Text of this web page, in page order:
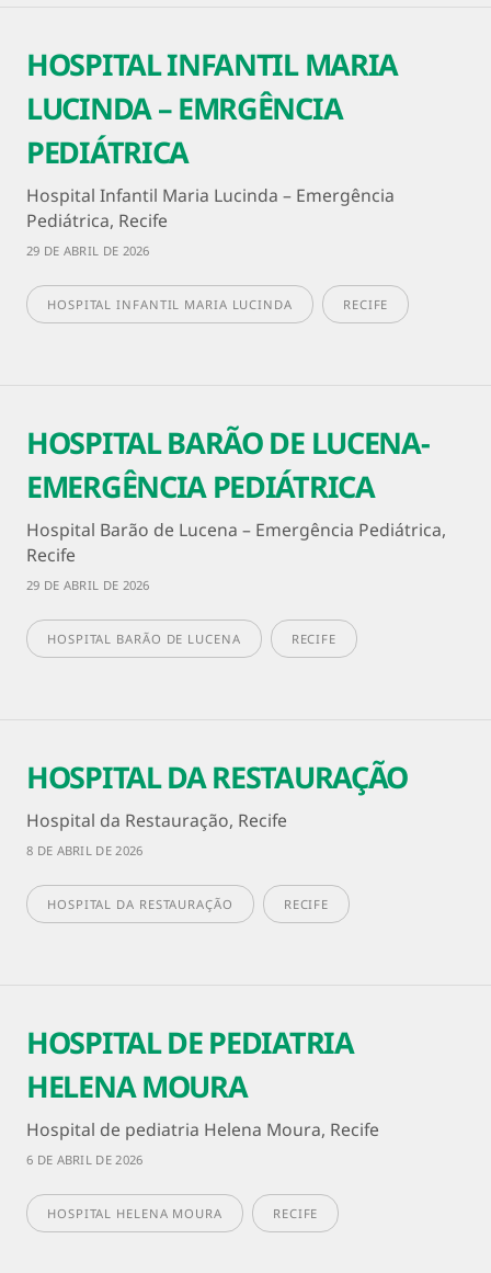
HOSPITAL INFANTIL MARIA
LUCINDA – EMRGÊNCIA
PEDIÁTRICA
Hospital Infantil Maria Lucinda – Emergência
Pediátrica, Recife
29 DE ABRIL DE 2026
HOSPITAL INFANTIL MARIA LUCINDA RECIFE
HOSPITAL BARÃO DE LUCENA-
EMERGÊNCIA PEDIÁTRICA
Hospital Barão de Lucena – Emergência Pediátrica,
Recife
29 DE ABRIL DE 2026
HOSPITAL BARÃO DE LUCENA RECIFE
HOSPITAL DA RESTAURAÇÃO
Hospital da Restauração, Recife
8 DE ABRIL DE 2026
HOSPITAL DA RESTAURAÇÃO RECIFE
HOSPITAL DE PEDIATRIA
HELENA MOURA
Hospital de pediatria Helena Moura, Recife
6 DE ABRIL DE 2026
HOSPITAL HELENA MOURA RECIFE